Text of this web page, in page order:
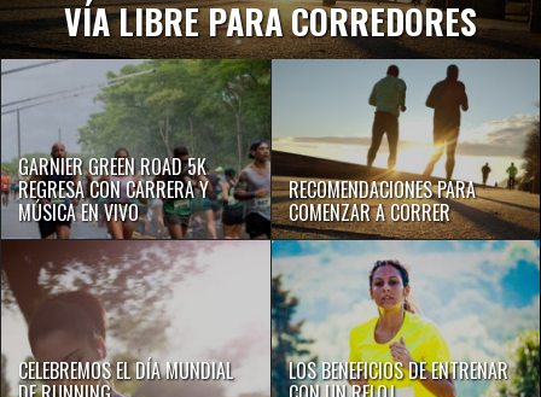
VÍA LIBRE PARA CORREDORES
GARNIER GREEN ROAD 5K
REGRESA CON CARRERA Y
MÚSICA EN VIVO
RECOMENDACIONES PARA
COMENZAR A CORRER
CELEBREMOS EL DÍA MUNDIAL LOS BENEFICIOS DE ENTRENAR